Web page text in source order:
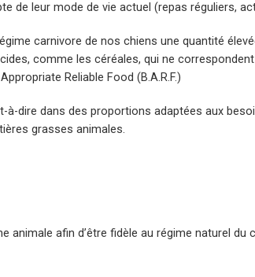
de leur mode de vie actuel (repas réguliers,
carnivore de nos chiens une quantité
comme les céréales, qui ne
Reliable Food (B.A.R.F.)
à-dire dans des proportions adaptées aux
grasses animales.
animale afin d’être fidèle au régime naturel